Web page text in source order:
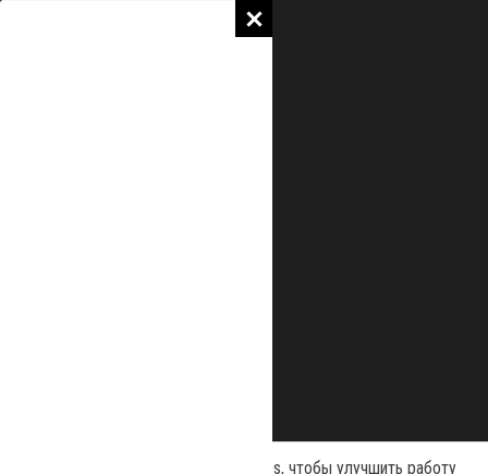
Наш сайт использует файлы cookies, чтобы улучшить работу